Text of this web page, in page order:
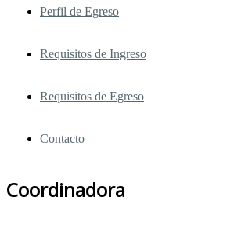
Perfil de Egreso
Requisitos de Ingreso
Requisitos de Egreso
Contacto
Coordinadora